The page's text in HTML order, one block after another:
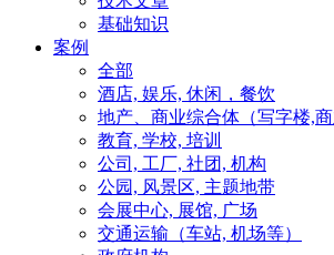
基础知识
案例
全部
酒店, 娱乐, 休闲，餐饮
地产、商业综合体（写字楼,商
教育, 学校, 培训
公司, 工厂, 社团, 机构
公园, 风景区, 主题地带
会展中心, 展馆, 广场
交通运输（车站, 机场等）